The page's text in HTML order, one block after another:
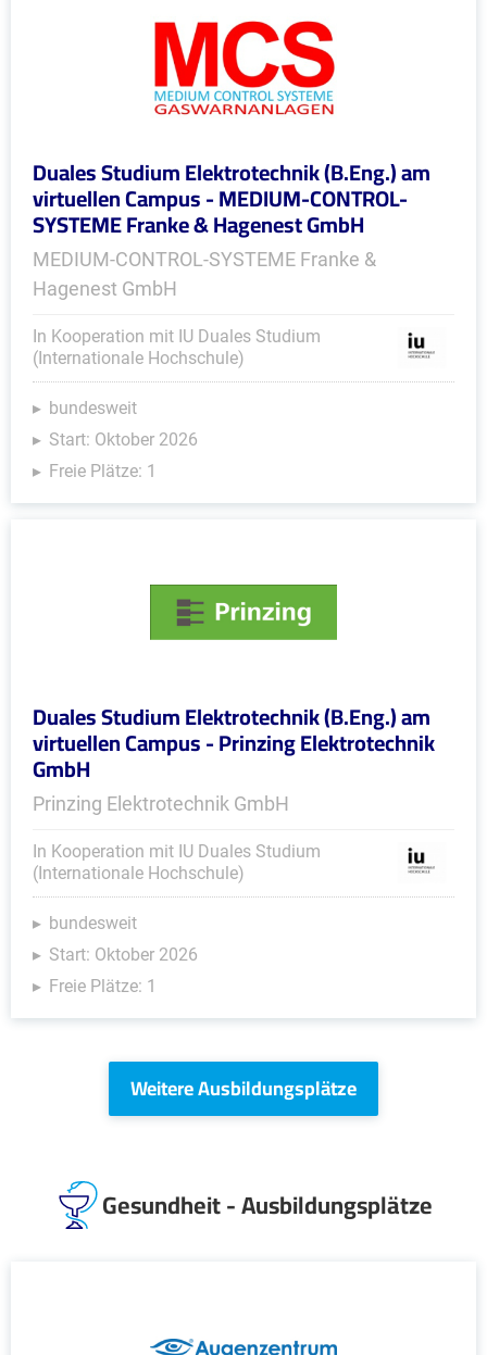
Duales Studium Elektrotechnik (B.Eng.) am
virtuellen Campus - MEDIUM-CONTROL-
SYSTEME Franke & Hagenest GmbH
MEDIUM-CONTROL-SYSTEME Franke &
Hagenest GmbH
In Kooperation mit IU Duales Studium
(Internationale Hochschule)
bundesweit
Start: Oktober 2026
Freie Plätze: 1
Duales Studium Elektrotechnik (B.Eng.) am
virtuellen Campus - Prinzing Elektrotechnik
GmbH
Prinzing Elektrotechnik GmbH
In Kooperation mit IU Duales Studium
(Internationale Hochschule)
bundesweit
Start: Oktober 2026
Freie Plätze: 1
Weitere Ausbildungsplätze
Gesundheit - Ausbildungsplätze